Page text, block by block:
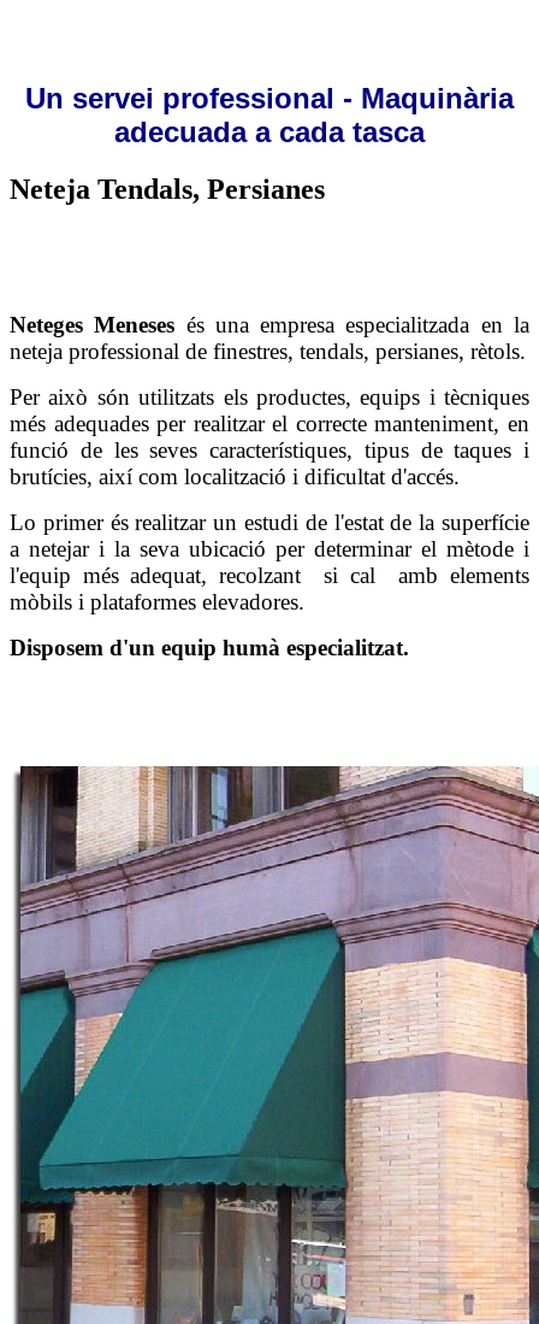
Un servei professional - Maquinària
adecuada a cada tasca
Neteja Tendals, Persianes
Neteges Meneses és una empresa especialitzada en la
neteja professional de finestres, tendals, persianes, rètols.
Per això són utilitzats els productes, equips i tècniques
més adequades per realitzar el correcte manteniment, en
funció de les seves característiques, tipus de taques i
brutícies, així com localització i dificultat d'accés.
Lo primer és realitzar un estudi de l'estat de la superfície
a netejar i la seva ubicació per determinar el mètode i
l'equip més adequat, recolzant si cal amb elements
mòbils i plataformes elevadores.
Disposem d'un equip humà especialitzat.